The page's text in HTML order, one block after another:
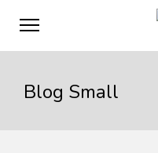
Blog Small